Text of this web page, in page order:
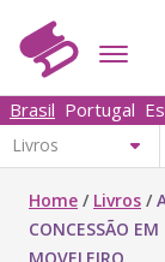
Brasil Portugal
Home / Livros /
CONCESSÃO